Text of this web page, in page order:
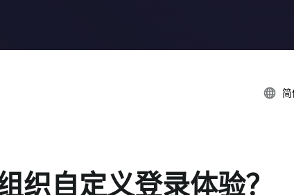
简
织自定义登录体验？